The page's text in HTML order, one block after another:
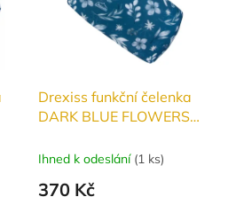
Drexiss funkční čelenka
DARK BLUE FLOWERS
jaro/léto
Ihned k odeslání (1 ks)
370 Kč